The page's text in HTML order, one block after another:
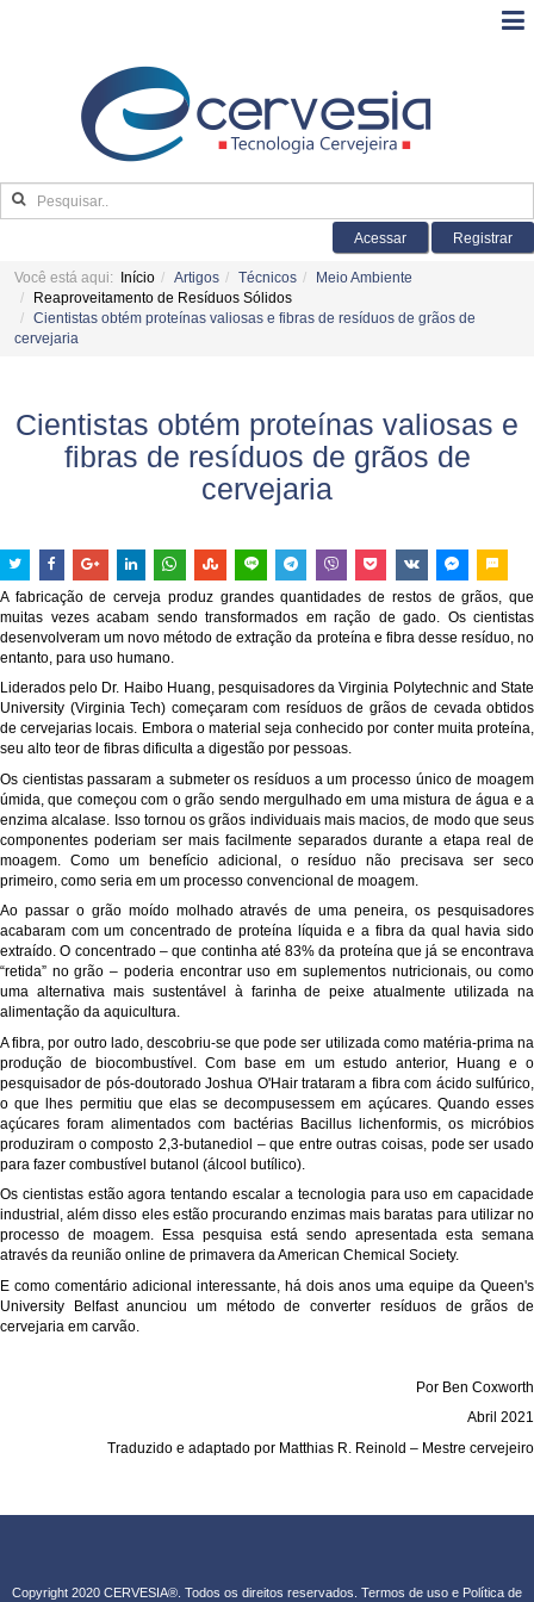
Acessar Registrar
Você está aqui: Início Artigos Técnicos
Meio Ambiente
Reaproveitamento de Resíduos Sólidos
Cientistas obtém proteínas valiosas e fibras de resíduos de grãos de
cervejaria
Cientistas obtém proteínas valiosas e
fibras de resíduos de grãos de
cervejaria
A fabricação de cerveja produz grandes quantidades de restos de grãos, que
muitas vezes acabam sendo transformados em ração de gado. Os cientistas
desenvolveram um novo método de extração da proteína e fibra desse resíduo, no
entanto, para uso humano.
Liderados pelo Dr. Haibo Huang, pesquisadores da Virginia Polytechnic and State
University (Virginia Tech) começaram com resíduos de grãos de cevada obtidos
de cervejarias locais. Embora o material seja conhecido por conter muita proteína,
seu alto teor de fibras dificulta a digestão por pessoas.
Os cientistas passaram a submeter os resíduos a um processo único de moagem
úmida, que começou com o grão sendo mergulhado em uma mistura de água e a
enzima alcalase. Isso tornou os grãos individuais mais macios, de modo que seus
componentes poderiam ser mais facilmente separados durante a etapa real de
moagem. Como um benefício adicional, o resíduo não precisava ser seco
primeiro, como seria em um processo convencional de moagem.
Ao passar o grão moído molhado através de uma peneira, os pesquisadores
acabaram com um concentrado de proteína líquida e a fibra da qual havia sido
extraído. O concentrado – que continha até 83% da proteína que já se encontrava
“retida” no grão – poderia encontrar uso em suplementos nutricionais, ou como
uma alternativa mais sustentável à farinha de peixe atualmente utilizada na
alimentação da aquicultura.
A fibra, por outro lado, descobriu-se que pode ser utilizada como matéria-prima na
produção de biocombustível. Com base em um estudo anterior, Huang e o
pesquisador de pós-doutorado Joshua O'Hair trataram a fibra com ácido sulfúrico,
o que lhes permitiu que elas se decompusessem em açúcares. Quando esses
açúcares foram alimentados com bactérias Bacillus lichenformis, os micróbios
produziram o composto 2,3-butanediol – que entre outras coisas, pode ser usado
para fazer combustível butanol (álcool butílico).
Os cientistas estão agora tentando escalar a tecnologia para uso em capacidade
industrial, além disso eles estão procurando enzimas mais baratas para utilizar no
processo de moagem. Essa pesquisa está sendo apresentada esta semana
através da reunião online de primavera da American Chemical Society.
E como comentário adicional interessante, há dois anos uma equipe da Queen's
University Belfast anunciou um método de converter resíduos de grãos de
cervejaria em carvão.
Por Ben Coxworth
Abril 2021
Traduzido e adaptado por Matthias R. Reinold – Mestre cervejeiro
Copyright 2020 CERVESIA®. Todos os direitos reservados. Termos de uso e Política de